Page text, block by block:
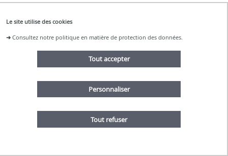
Le site utilise des cookies
➜Consultez notre politique en matière de protection des données.
Tout accepter
Tout refuser
Personnaliser
Campagne de mesure en cours sur l’éolienne FLOATGEN
dans le cadre du projet VAMOS
incident a été installé en octobre 2020 sur l’éolienne flottante